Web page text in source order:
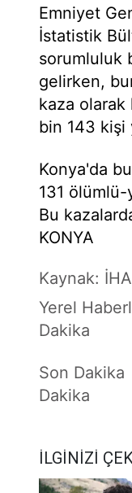
Emniyet
İstatistik
sorumluluk
gelirken,
kaza olarak
bin 143 kişi
Konya'da
131 ölümlü-
Bu
KONYA
Kaynak: İHA
Yerel
Dakika
Son Dakika
Dakika